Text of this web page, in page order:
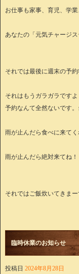
お仕事も家事、育児、学
あなたの「元気チャージ
それでは最後に週末の予約
それはもうガラガラですよ
予約なんて全然ないです
雨が止んだら食べに来て
雨が止んだら絶対来てね！
それではご飯炊いてきまー
臨時休業のお知らせ
投稿日 2024年8月28日